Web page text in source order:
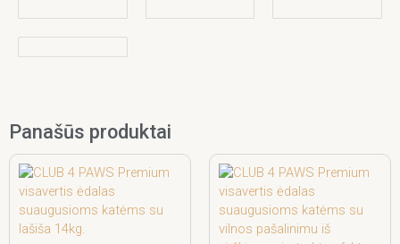
Panašūs produktai